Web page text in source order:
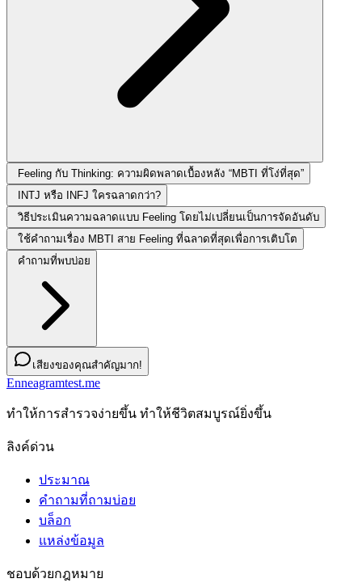
Feeling กับ Thinking: ความผิดพลาดเบื้องหลัง “MBTI ที่โง่ที่สุด”
INTJ หรือ INFJ ใครฉลาดกว่า?
วิธีประเมินความฉลาดแบบ Feeling โดยไม่เปลี่ยนเป็นการจัดอันดับ
ใช้คำถามเรื่อง MBTI สาย Feeling ที่ฉลาดที่สุดเพื่อการเติบโต
คำถามที่พบบ่อย
เสียงของคุณสำคัญมาก!
Enneagramtest.me
ทําให้การสํารวจง่ายขึ้น ทําให้ชีวิตสมบูรณ์ยิ่งขึ้น
ลิงค์ด่วน
ประมาณ
คำถามที่ถามบ่อย
บล็อก
แหล่งข้อมูล
ชอบด้วยกฎหมาย